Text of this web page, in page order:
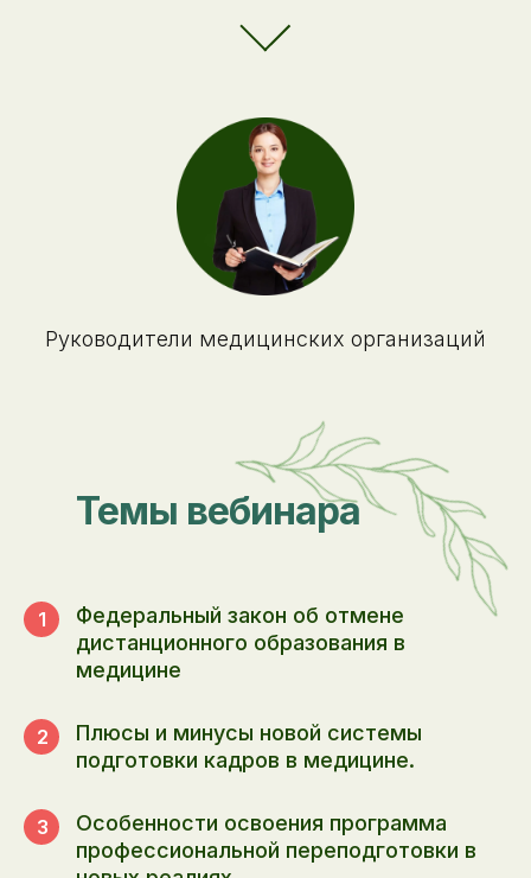
Руководители медицинских организаций
Темы вебинара
1
Федеральный закон об отмене
дистанционного образования в
медицине
2
Плюсы и минусы новой системы
подготовки кадров в медицине.
3
Особенности освоения программа
профессиональной переподготовки в